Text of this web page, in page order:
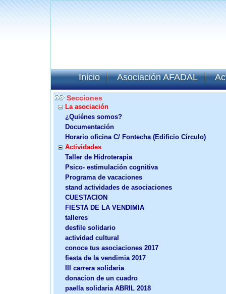
Inicio Asociación AFADAL
Secciones
La asociación
¿Quiénes somos?
Documentación
Horario oficina C/ Fontecha (Edificio Círculo)
Actividades
Taller de Hidroterapia
Psico- estimulación cognitiva
Programa de vacaciones
stand actividades de asociaciones
CUESTACION
FIESTA DE LA VENDIMIA
talleres
desfile solidario
actividad cultural
conoce tus asociaciones 2017
fiesta de la vendimia 2017
III carrera solidaria
donacion de un cuadro
paella solidaria ABRIL 2018